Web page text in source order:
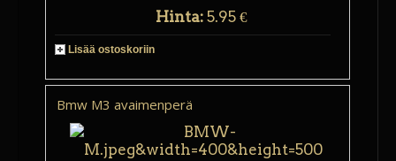
Hinta: 5.95 €
Lisää ostoskoriin
Bmw M3 avaimenperä